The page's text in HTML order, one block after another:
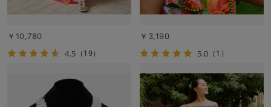
￥10,780
4.5 （19）
￥3,190
5.0 （1）